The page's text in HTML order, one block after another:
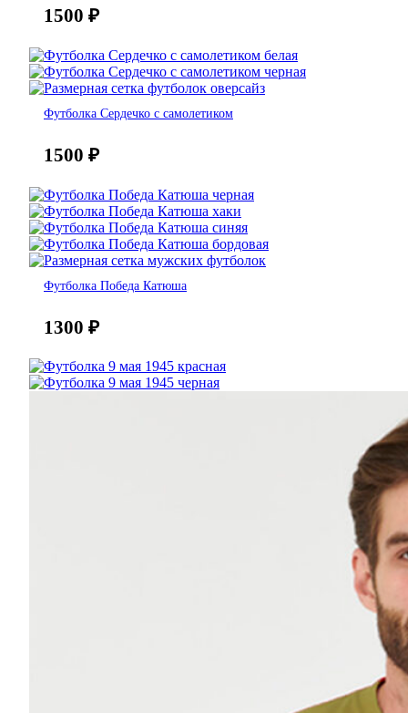
1500 ₽
Футболка Сердечко с самолетиком
1500 ₽
Футболка Победа Катюша
1300 ₽